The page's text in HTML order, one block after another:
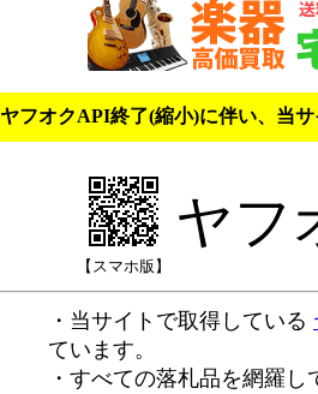
ヤフオクAPI終了(縮小)に伴い、当
【スマホ版】
ヤフ
・当サイトで取得している
ています。
・すべての落札品を網羅